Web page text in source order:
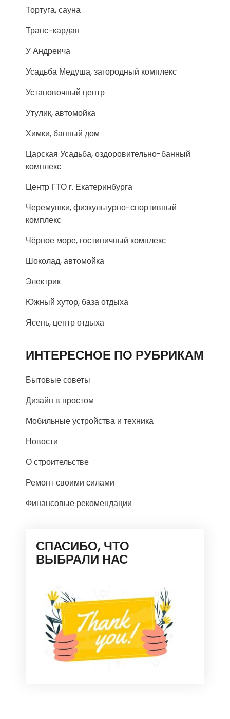
Тортуга, сауна
Транс-кардан
У Андреича
Усадьба Медуша, загородный комплекс
Установочный центр
Утулик, автомойка
Химки, банный дом
Царская Усадьба, оздоровительно-банный
комплекс
Центр ГТО г. Екатеринбурга
Черемушки, физкультурно-спортивный
комплекс
Чёрное море, гостиничный комплекс
Шоколад, автомойка
Электрик
Южный хутор, база отдыха
Ясень, центр отдыха
ИНТЕРЕСНОЕ ПО РУБРИКАМ
Бытовые советы
Дизайн в простом
Мобильные устройства и техника
Новости
О строительстве
Ремонт своими силами
Финансовые рекомендации
СПАСИБО, ЧТО
ВЫБРАЛИ НАС